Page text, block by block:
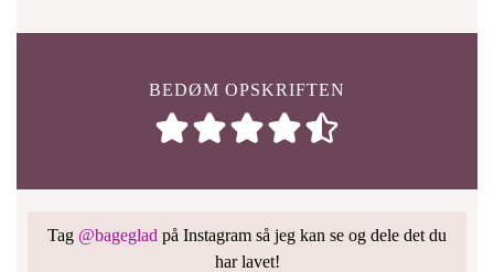
BEDØM OPSKRIFTEN
Tag @bageglad på Instagram så jeg kan se og dele det du
har lavet!